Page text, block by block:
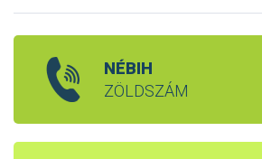
NÉBIH
ZÖLDSZÁM